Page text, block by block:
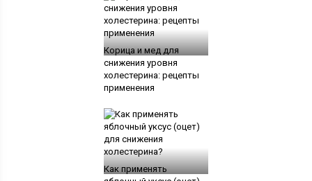
Корица и мед для
снижения уровня
холестерина: рецепты
применения
Как применять